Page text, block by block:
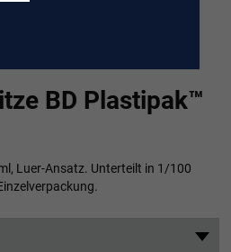
BD Plastipak™
Luer-Ansatz. Unterteilt in 1/100